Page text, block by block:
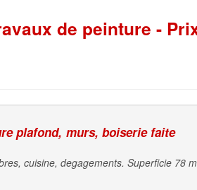
de peinture -
plafond, murs, boiserie faite
cuisine, degagements. Superficie 78